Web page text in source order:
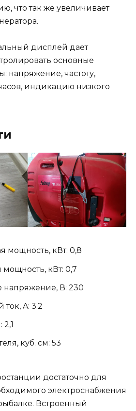
что так же увеличивает
дисплей дает
основные
напряжение, частоту,
индикацию низкого
мощность, кВт: 0,8
кВт: 0,7
В: 230
A: 3.2
куб. см: 53
достаточно для
электроснабжения
Встроенный